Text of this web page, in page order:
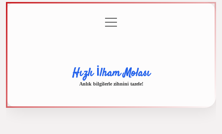
menüyü
aç
Hızlı İlham Molası
Anlık bilgilerle zihnini tazele!